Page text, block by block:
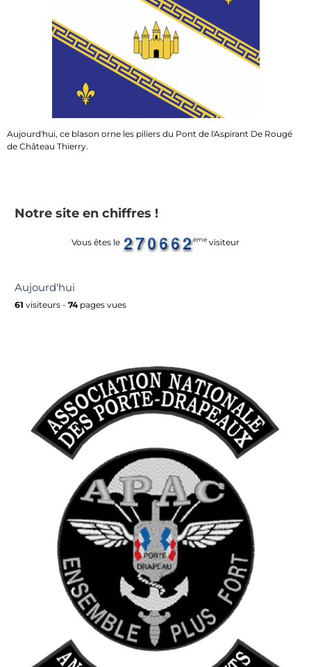
Aujourd'hui, ce blason orne les piliers du Pont de l'Aspirant De Rougé
de Château Thierry.
Notre site en chiffres !
Vous êtes le ème visiteur
Aujourd'hui
61 visiteurs - 74pages vues